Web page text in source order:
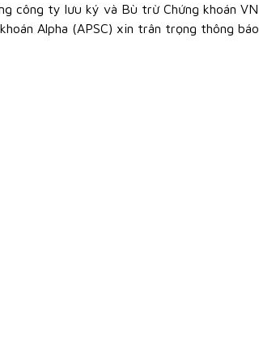
công ty lưu ký và Bù trừ Chứng khoán VN
Alpha (APSC) xin trân trọng thông báo